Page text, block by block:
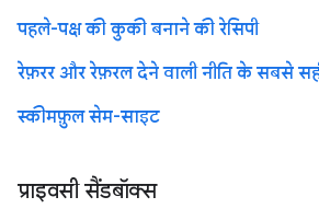
पहले-पक्ष की कुकी बनाने की रेसिपी
रेफ़रर और रेफ़रल देने वाली नीति के सबसे
स्कीमफ़ुल सेम-साइट
प्राइवसी सैंडबॉक्स